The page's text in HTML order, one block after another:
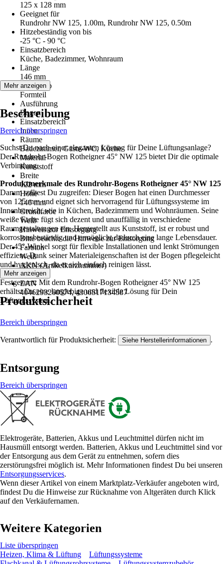
125 x 128 mm
Geeignet für
Rundrohr NW 125, 1.00m, Rundrohr NW 125, 0.50m
Hitzebeständig von bis
-25 °C - 90 °C
Einsatzbereich
Küche, Badezimmer, Wohnraum
Länge
146 mm
Artikeltyp
Formteil
Ausführung
Bogen
Einsatzbereich
Innen
Räume
Badezimmer, Gäste-WC, Küche
Material
Kunststoff
Breite
122 mm
Höhe
146 mm
Grundfarbe
Weiß
Hinweis zur Entsorgung
Bitte beachte die Hinweise zur Entsorgung
Farbton
Weiß
AKN (Artikelkurznummer)
YHMR
EAN
4046293260574, 4306517134587
Mehr anzeigen
Beschreibung
Bereich überspringen
Suchst Du nach einer eleganten Lösung für Deine Lüftungsanlage?
Der Rundrohr-Bogen Rotheigner 45° NW 125 bietet Dir die optimale
Verbindung.
Produktmerkmale des Rundrohr-Bogens Rotheigner 45° NW 125
Darum solltest Du zugreifen: Dieser Bogen hat einen Durchmesser
von 125 mm und eignet sich hervorragend für Lüftungssysteme im
Innenbereich, wie in Küchen, Badezimmern und Wohnräumen. Seine
weiße Farbe fügt sich dezent und unauffällig in verschiedene
Raumgestaltungen ein. Hergestellt aus Kunststoff, ist er robust und
korrosionsbeständig und ermöglicht dadurch eine lange Lebensdauer.
Der 45°-Winkel sorgt für flexible Installationen und lenkt Strömungen
effizient. Dank seiner Materialeigenschaften ist der Bogen pflegeleicht
und hygienisch, da er sich einfach reinigen lässt.
Festgezurrt: Mit dem Rundrohr-Bogen Rotheigner 45° NW 125
erhältst Du eine langlebige und flexible Lösung für Dein
Lüftungssystem.
Mehr anzeigen
Produktsicherheit
Bereich überspringen
Verantwortlich für Produktsicherheit: Siehe Herstellerinformationen .
Entsorgung
Bereich überspringen
Elektrogeräte, Batterien, Akkus und Leuchtmittel dürfen nicht im
Hausmüll entsorgt werden. Batterien, Akkus und Leuchtmittel sind vor
der Entsorgung aus dem Gerät zu entnehmen, sofern dies
zerstörungsfrei möglich ist. Mehr Informationen findest Du bei unseren
Entsorgungsservices.
Wenn dieser Artikel von einem Marktplatz-Verkäufer angeboten wird,
findest Du die Hinweise zur Rücknahme von Altgeräten durch Klick
auf den Verkäufernamen.
Weitere Kategorien
Liste überspringen
Heizen, Klima & Lüftung
Lüftungssysteme